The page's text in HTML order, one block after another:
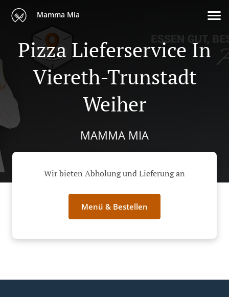
Mamma Mia
Pizza Lieferservice In
Viereth-Trunstadt
Weiher
MAMMA MIA
Wir bieten Abholung und Lieferung an
Menü & Bestellen